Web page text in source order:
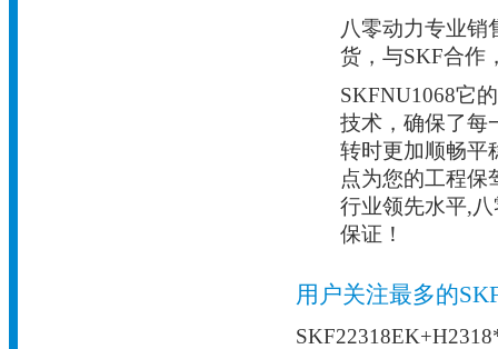
八零动力专业销
货，与SKF合作
SKFNU1068它
技术，确保了每
转时更加顺畅平
点为您的工程保
行业领先水平,
保证！
用户关注最多的